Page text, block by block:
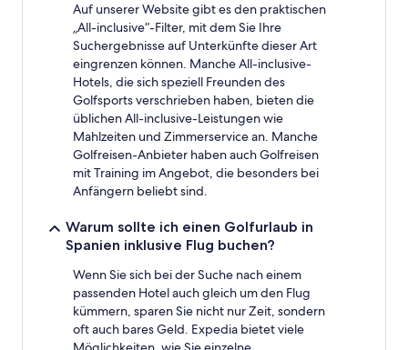
Auf unserer Website gibt es den praktischen
„All-inclusive“-Filter, mit dem Sie Ihre
Suchergebnisse auf Unterkünfte dieser Art
eingrenzen können. Manche All-inclusive-
Hotels, die sich speziell Freunden des
Golfsports verschrieben haben, bieten die
üblichen All-inclusive-Leistungen wie
Mahlzeiten und Zimmerservice an. Manche
Golfreisen-Anbieter haben auch Golfreisen
mit Training im Angebot, die besonders bei
Anfängern beliebt sind.
Warum sollte ich einen Golfurlaub in
Spanien inklusive Flug buchen?
Wenn Sie sich bei der Suche nach einem
passenden Hotel auch gleich um den Flug
kümmern, sparen Sie nicht nur Zeit, sondern
oft auch bares Geld. Expedia bietet viele